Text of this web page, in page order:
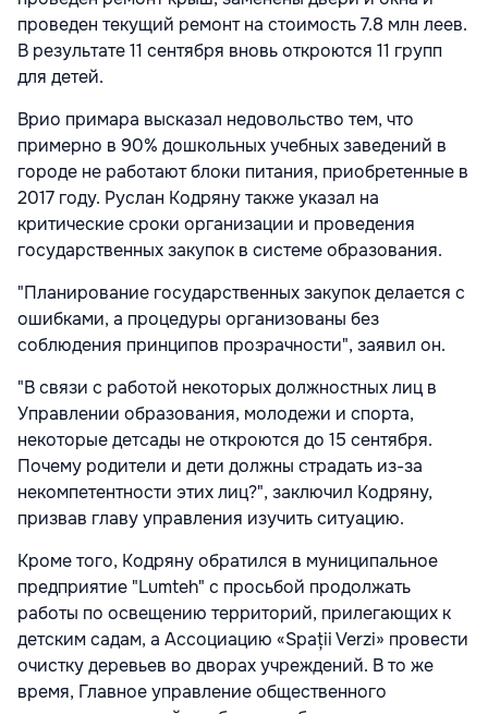
проведен текущий ремонт на стоимость 7.8 млн леев.
В результате 11 сентября вновь откроются 11 групп
для детей.
Врио примара высказал недовольство тем, что
примерно в 90% дошкольных учебных заведений в
городе не работают блоки питания, приобретенные в
2017 году. Руслан Кодряну также указал на
критические сроки организации и проведения
государственных закупок в системе образования.
"Планирование государственных закупок делается с
ошибками, а процедуры организованы без
соблюдения принципов прозрачности", заявил он.
"В связи с работой некоторых должностных лиц в
Управлении образования, молодежи и спорта,
некоторые детсады не откроются до 15 сентября.
Почему родители и дети должны страдать из-за
некомпетентности этих лиц?", заключил Кодряну,
призвав главу управления изучить ситуацию.
Кроме того, Кодряну обратился в муниципальное
предприятие "Lumteh" с просьбой продолжать
работы по освещению территорий, прилегающих к
детским садам, а Ассоциацию «Spații Verzi» провести
очистку деревьев во дворах учреждений. В то же
время, Главное управление общественного